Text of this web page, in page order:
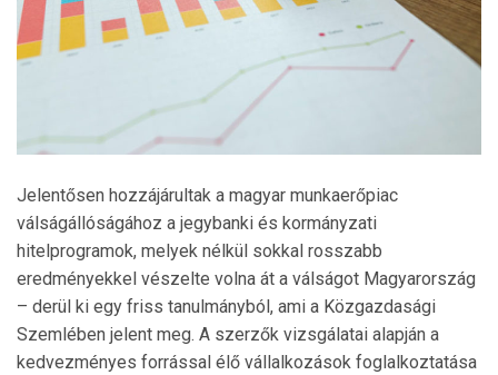
Jelentősen hozzájárultak a magyar munkaerőpiac
válságállóságához a jegybanki és kormányzati
hitelprogramok, melyek nélkül sokkal rosszabb
eredményekkel vészelte volna át a válságot Magyarország
– derül ki egy friss tanulmányból, ami a Közgazdasági
Szemlében jelent meg. A szerzők vizsgálatai alapján a
kedvezményes forrással élő vállalkozások foglalkoztatása